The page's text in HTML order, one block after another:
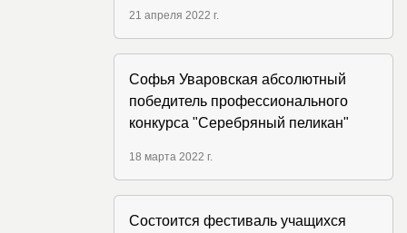
21 апреля 2022 г.
Софья Уваровская абсолютный
победитель профессионального
конкурса "Серебряный пеликан"
18 марта 2022 г.
Состоится фестиваль учащихся